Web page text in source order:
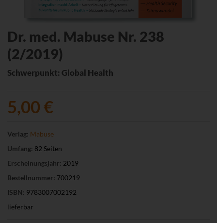
Dr. med. Mabuse Nr. 238
(2/2019)
Schwerpunkt: Global Health
5,00 €
Verlag: Mabuse
Umfang: 82 Seiten
Erscheinungsjahr: 2019
Bestellnummer: 700219
ISBN: 9783007002192
lieferbar